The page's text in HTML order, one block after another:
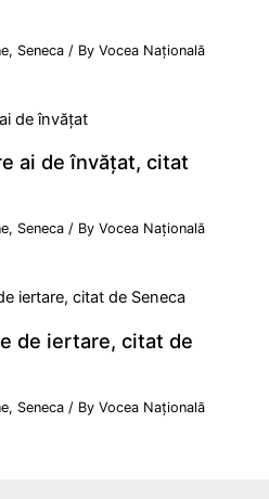
, Seneca / ByVocea Națională
ai de învățat, citat
, Seneca / ByVocea Națională
de iertare, citat de
, Seneca / ByVocea Națională